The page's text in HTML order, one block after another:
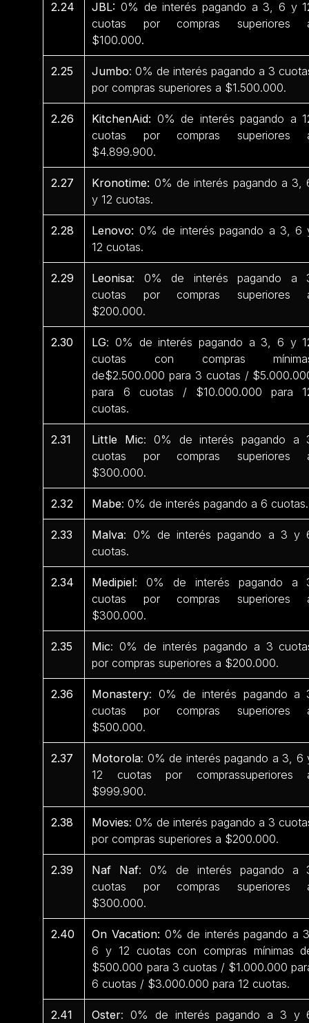
2.24 JBL: 0% de interés pagando a 3, 6 y
cuotas por compras superiores
$100.000.
2.25 Jumbo: 0% de interés pagando a 3
por compras superiores a $1.500.000.
2.26 KitchenAid: 0% de interés pagando a
cuotas por compras superiores
$4.899.900.
2.27 Kronotime: 0% de interés pagando a 3,
y 12 cuotas.
2.28 Lenovo: 0% de interés pagando a 3, 6
12 cuotas.
2.29 Leonisa: 0% de interés pagando a
cuotas por compras superiores
$200.000.
2.30 LG: 0% de interés pagando a 3, 6 y
cuotas con compras
de$2.500.000 para 3 cuotas /
para 6 cuotas / $10.000.000 para
cuotas.
2.31 Little Mic: 0% de interés pagando a
cuotas por compras superiores
$300.000.
2.32 Mabe: 0% de interés pagando a 6 cuotas.
2.33 Malva: 0% de interés pagando a 3 y
cuotas.
2.34 Medipiel: 0% de interés pagando a
cuotas por compras superiores
$300.000.
2.35 Mic: 0% de interés pagando a 3
por compras superiores a $200.000.
2.36 Monastery: 0% de interés pagando a
cuotas por compras superiores
$500.000.
2.37 Motorola: 0% de interés pagando a 3, 6
12 cuotas por comprassuperiores
$999.900.
2.38 Movies: 0% de interés pagando a 3
por compras superiores a $200.000.
2.39 Naf Naf: 0% de interés pagando a
cuotas por compras superiores
$300.000.
2.40 On Vacation: 0% de interés pagando a
6 y 12 cuotas con compras mínimas
$500.000 para 3 cuotas / $1.000.000
6 cuotas / $3.000.000 para 12 cuotas.
2.41 Oster: 0% de interés pagando a 3 y